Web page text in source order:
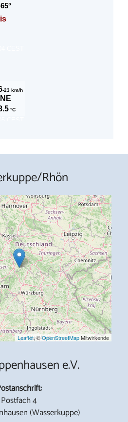
Rhön
Leaflet, ©OpenStreetMapMitwirkende
e.V.
Postfach 4
(Wasserkuppe)